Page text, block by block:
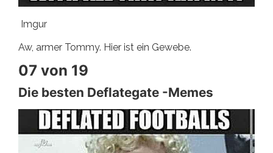
Imgur
Aw, armer Tommy. Hier ist ein Gewebe.
07 von 19
Die besten Deflategate -Memes